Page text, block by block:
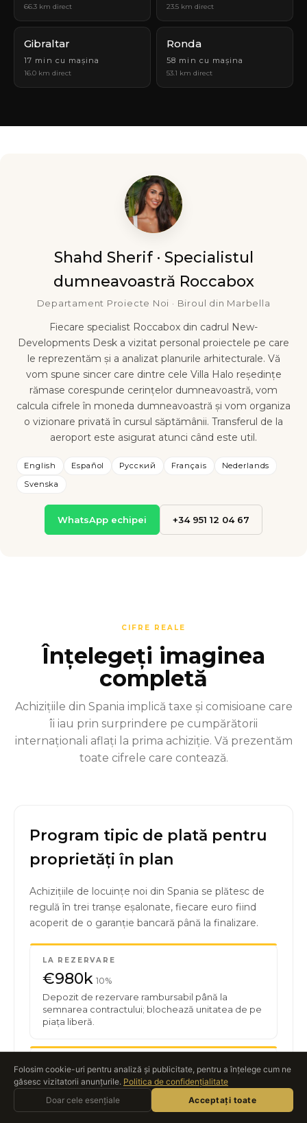
66.3 km direct 23.5 km direct
Gibraltar
17 min cu mașina
16.0 km direct
Ronda
58 min cu mașina
53.1 km direct
Shahd Sherif · Specialistul
dumneavoastră Roccabox
Departament Proiecte Noi · Biroul din Marbella
Fiecare specialist Roccabox din cadrul New-
Developments Desk a vizitat personal proiectele pe care
le reprezentăm și a analizat planurile arhitecturale. Vă
vom spune sincer care dintre cele Villa Halo reședințe
rămase corespunde cerințelor dumneavoastră, vom
calcula cifrele în moneda dumneavoastră și vom organiza
o vizionare privată în cursul săptămânii. Transferul de la
aeroport este asigurat atunci când este util.
English Español Русский Français
Nederlands
Svenska
WhatsApp echipei +34 951 12 04 67
CIFRE REALE
Înțelegeți imaginea
completă
Achizițiile din Spania implică taxe și comisioane care
îi iau prin surprindere pe cumpărătorii
internaționali aflați la prima achiziție. Vă prezentăm
toate cifrele care contează.
Program tipic de plată pentru
proprietăți în plan
Achizițiile de locuințe noi din Spania se plătesc de
regulă în trei tranșe eșalonate, fiecare euro fiind
acoperit de o garanție bancară până la finalizare.
LA REZERVARE
€980k 10%
Depozit de rezervare rambursabil până la
semnarea contractului; blochează unitatea de pe
piața liberă.
€1.96M 20%
Prima tranșă în contul escrow garantat al
dezvoltatorului, la aproximativ 4–8 săptămâni de
Întrebați Roccabox
ASISTENT AI · LIVE
Folosim cookie-uri pentru analiză și publicitate, pentru a înțelege cum ne
găsesc vizitatorii anunțurile. Politica de confidențialitate
Doar cele esențiale
Acceptați toate